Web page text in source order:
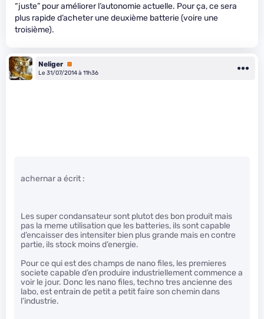
“juste” pour améliorer l’autonomie actuelle. Pour ça, ce sera
plus rapide d’acheter une deuxième batterie (voire une
troisième).
Neliger Premium
Le 31/07/2014 à 11h36
achernar a écrit :
Les super condansateur sont plutot des bon produit mais
pas la meme utilisation que les batteries, ils sont capable
d’encaisser des intensiter bien plus grande mais en contre
partie, ils stock moins d’energie.
Pour ce qui est des champs de nano files, les premieres
societe capable d’en produire industriellement commence a
voir le jour. Donc les nano files, techno tres ancienne des
labo, est entrain de petit a petit faire son chemin dans
l’industrie.